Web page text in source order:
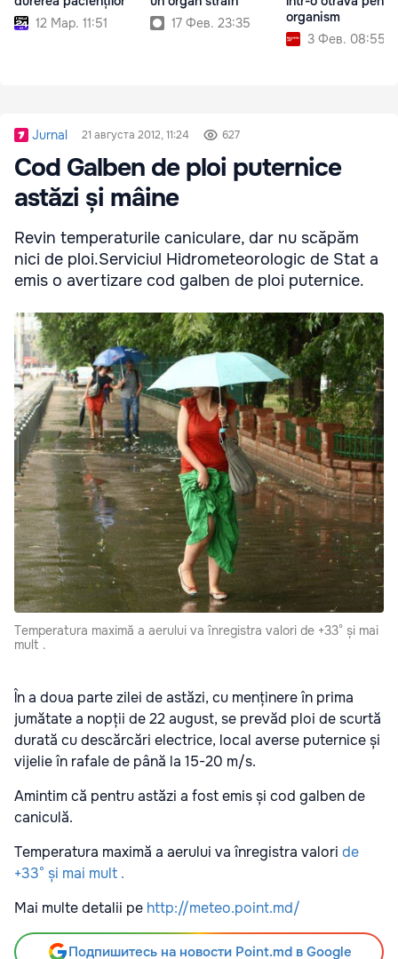
12 Мар. 11:51
17 Фев. 23:35
organism
3 Фев. 08:55
Jurnal 21 августа 2012, 11:24 627
Cod Galben de ploi puternice
astăzi și mâine
Revin temperaturile caniculare, dar nu scăpăm
nici de ploi.Serviciul Hidrometeorologic de Stat a
emis o avertizare cod galben de ploi puternice.
Temperatura maximă a aerului va înregistra valori de +33° și mai
mult .
În a doua parte zilei de astăzi, cu menținere în prima
jumătate a nopții de 22 august, se prevăd ploi de scurtă
durată cu descărcări electrice, local averse puternice și
vijelie în rafale de până la 15-20 m/s.
Amintim că pentru astăzi a fost emis și cod galben de
caniculă.
Temperatura maximă a aerului va înregistra valori de
+33° și mai mult .
Mai multe detalii pe http://meteo.point.md/
Подпишитесь на новости Point.md в Google